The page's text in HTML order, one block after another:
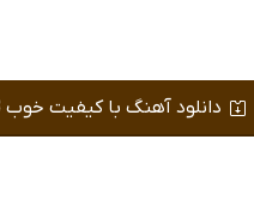
دانلود آهنگ با کیفیت خوب 128